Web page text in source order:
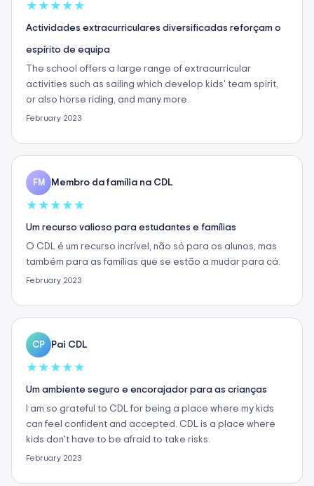
★ ★ ★ ★ ★
Actividades extracurriculares diversificadas reforçam o
espírito de equipa
The school offers a large range of extracurricular
activities such as sailing which develop kids' team spirit,
or also horse riding, and many more.
February 2023
FM Membro da família na CDL
★ ★ ★ ★ ★
Um recurso valioso para estudantes e famílias
O CDL é um recurso incrível, não só para os alunos, mas
também para as famílias que se estão a mudar para cá.
February 2023
CP Pai CDL
★ ★ ★ ★ ★
Um ambiente seguro e encorajador para as crianças
I am so grateful to CDL for being a place where my kids
can feel confident and accepted. CDL is a place where
kids don't have to be afraid to take risks.
February 2023